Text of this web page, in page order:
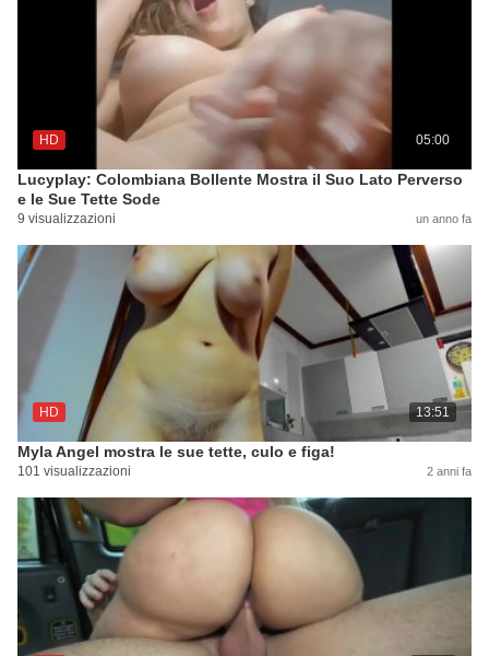
HD 05:00
Lucyplay: Colombiana Bollente Mostra il Suo Lato Perverso
e le Sue Tette Sode
9 visualizzazioni un anno fa
HD 13:51
Myla Angel mostra le sue tette, culo e figa!
101 visualizzazioni 2 anni fa